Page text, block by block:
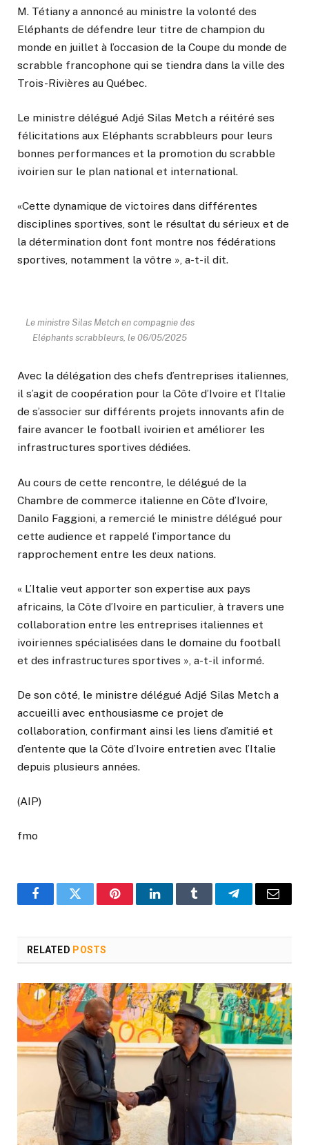
M. Tétiany a annoncé au ministre la volonté des
Eléphants de défendre leur titre de champion du
monde en juillet à l’occasion de la Coupe du monde de
scrabble francophone qui se tiendra dans la ville des
Trois-Rivières au Québec.
Le ministre délégué Adjé Silas Metch a réitéré ses
félicitations aux Eléphants scrabbleurs pour leurs
bonnes performances et la promotion du scrabble
ivoirien sur le plan national et international.
«Cette dynamique de victoires dans différentes
disciplines sportives, sont le résultat du sérieux et de
la détermination dont font montre nos fédérations
sportives, notamment la vôtre », a-t-il dit.
Le ministre Silas Metch en compagnie des
Eléphants scrabbleurs, le 06/05/2025
Avec la délégation des chefs d’entreprises italiennes,
il s’agit de coopération pour la Côte d’Ivoire et l’Italie
de s’associer sur différents projets innovants afin de
faire avancer le football ivoirien et améliorer les
infrastructures sportives dédiées.
Au cours de cette rencontre, le délégué de la
Chambre de commerce italienne en Côte d’Ivoire,
Danilo Faggioni, a remercié le ministre délégué pour
cette audience et rappelé l’importance du
rapprochement entre les deux nations.
« L’Italie veut apporter son expertise aux pays
africains, la Côte d’Ivoire en particulier, à travers une
collaboration entre les entreprises italiennes et
ivoiriennes spécialisées dans le domaine du football
et des infrastructures sportives », a-t-il informé.
De son côté, le ministre délégué Adjé Silas Metch a
accueilli avec enthousiasme ce projet de
collaboration, confirmant ainsi les liens d’amitié et
d’entente que la Côte d’Ivoire entretien avec l’Italie
depuis plusieurs années.
(AIP)
fmo
FacebookTwitter PinterestLinkedInTumblr TelegramEmail
RELATED POSTS